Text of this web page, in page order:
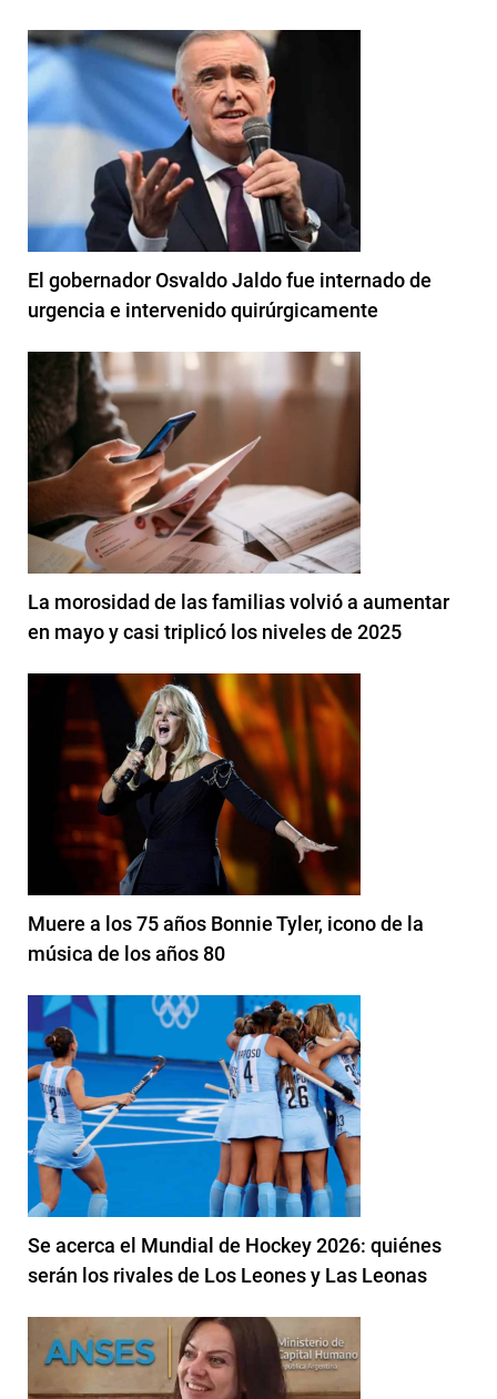
El gobernador Osvaldo Jaldo fue internado de
urgencia e intervenido quirúrgicamente
La morosidad de las familias volvió a aumentar
en mayo y casi triplicó los niveles de 2025
Muere a los 75 años Bonnie Tyler, icono de la
música de los años 80
Se acerca el Mundial de Hockey 2026: quiénes
serán los rivales de Los Leones y Las Leonas